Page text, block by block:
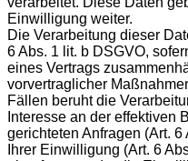
Einwilligung weiter.
Die Verarbeitung dieser
6 Abs. 1 lit. b DSGVO,
eines Vertrags
vorvertraglicher
Fällen beruht die
Interesse an der effektiven
gerichteten Anfragen (Art.
Ihrer Einwilligung (Art. 6